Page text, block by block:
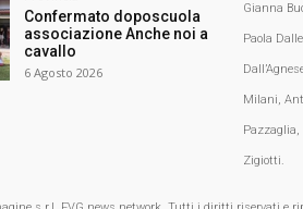
Confermato doposcuola
associazione Anche noi a
cavallo
6 Agosto 2026
Gianna
Paola
Milani,
Zigiotti.